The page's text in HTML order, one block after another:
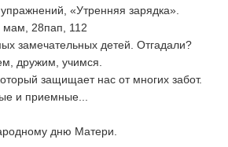
«Утренняя зарядка».
мам, 28пап, 112
замечательных детей. Отгадали?
дружим, учимся.
защищает нас от многих забот.
и приемные...
дню Матери.